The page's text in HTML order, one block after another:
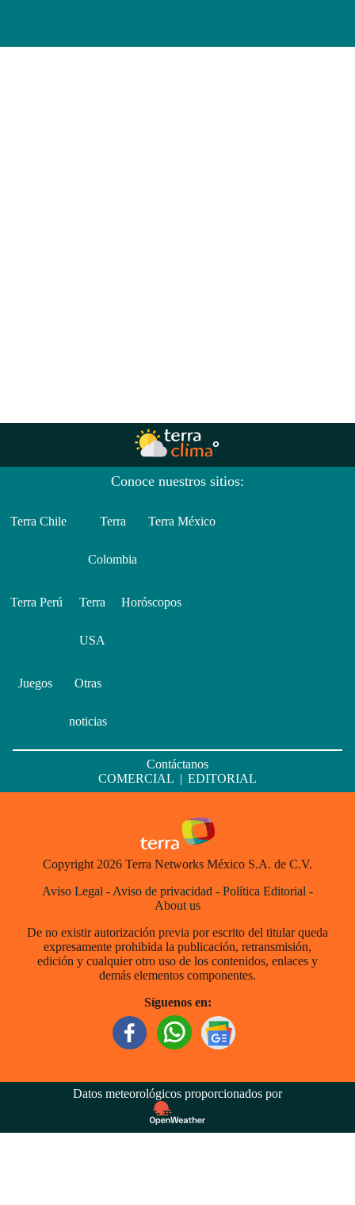
Conoce nuestros sitios:
Terra Chile Terra
Colombia
Terra México
Terra Perú Terra
USA
Horóscopos
Juegos Otras
noticias
Contáctanos
COMERCIAL | EDITORIAL
Copyright 2026 Terra Networks México S.A. de C.V.
Aviso Legal - Aviso de privacidad - Política Editorial -
About us
De no existir autorización previa por escrito del titular queda
expresamente prohibida la publicación, retransmisión,
edición y cualquier otro uso de los contenidos, enlaces y
demás elementos componentes.
Síguenos en:
Datos meteorológicos proporcionados por